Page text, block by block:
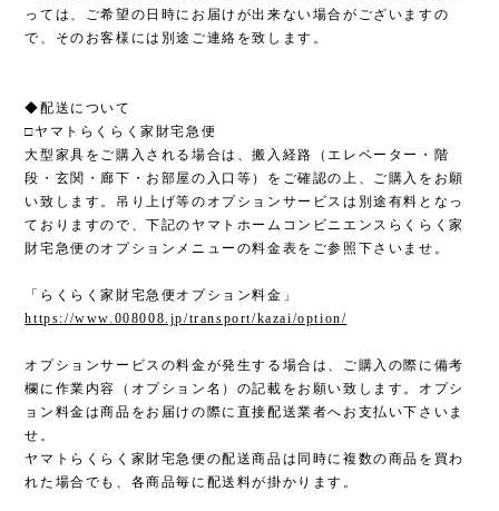
っては、ご希望の日時にお届けが出来ない場合がございますの
で、そのお客様には別途ご連絡を致します。
◆配送について
□ヤマトらくらく家財宅急便
大型家具をご購入される場合は、搬入経路（エレベーター・階
段・玄関・廊下・お部屋の入口等）をご確認の上、ご購入をお願
い致します。吊り上げ等のオプションサービスは別途有料となっ
ておりますので、下記のヤマトホームコンビニエンスらくらく家
財宅急便のオプションメニューの料金表をご参照下さいませ。
「らくらく家財宅急便オプション料金」
https://www.008008.jp/transport/kazai/option/
オプションサービスの料金が発生する場合は、ご購入の際に備考
欄に作業内容（オプション名）の記載をお願い致します。オプシ
ョン料金は商品をお届けの際に直接配送業者へお支払い下さいま
せ。
ヤマトらくらく家財宅急便の配送商品は同時に複数の商品を買わ
れた場合でも、各商品毎に配送料が掛かります。